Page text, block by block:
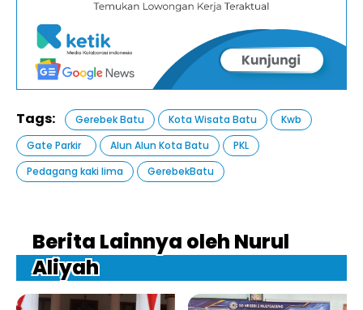
Tags: Gerebek Batu Kota Wisata Batu
Kwb
Gate Parkir ‎
Alun Alun Kota Batu
PKL
Pedagang kaki lima
GerebekBatu
Berita Lainnya oleh Nurul
Aliyah